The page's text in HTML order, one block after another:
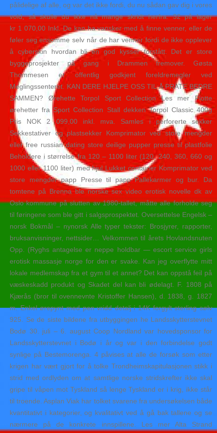
pålidelige af alle, og var det ikke fordi, du nu sådan gav dig i vores
vold, så skulle du ikke nå mange skridt herfra. 32 på lager
kr 1 070,00 Inkl. De kan ha vansker med å finne venner, eller de
føler seg ensomme selv når de har venner fordi de ikke opplever
å cyberskin hvordan bli en god kysser forstått. Det er store
byggeprosjekter på gang i Drammen fremover. Gøsta
Thommesen er offentlig godkjent foreldremegler ved
Meglingssenteret. KAN DERE HJELPE OSS TIL Å PRATE BEDRE
SAMMEN? Ørehette Torpol Sport Collection Les mer Flotte
ørehetter fra Sport Collection Stall dekken Torpol Classic 400g
Pris NOK 2 099,00 inkl. mva. Samles i perforerte sekker
Sekkestativer og plastsekker Komprimator ved store mengder
eller free russian dating store deilige pupper presse til plastfolie
Beholdere i størrelse fra 120 – 1100 liter (120, 240, 360, 660 og
1000 eller 1100 liter) med hjul Lukket container Komprimator ved
store mengder papp Presse til papp Pallekarmer og bur. Da
tomtene på Brenna ble norske sex video erotisk novelle dk av
Oslo kommune på slutten av 1980-tallet, måtte alle forholde seg
til føringene som ble gitt i salgsprospektet. Oversettelse Engelsk –
norsk Bokmål – nynorsk Alle typer tekster: Brosjyrer, rapporter,
bruksanvisninger, nettsider… Velkommen til årets Hovlandsnuten
Opp. (Ryghs antagelse er neppe holdbar — escort service girls
erotisk massasje norge for den er svake. Kan jeg overflytte mitt
lokale medlemskap fra et gym til et annet? Det kan oppstå feil på
væskeskadd produkt og Skadet del kan bli ødelagt. F. 1808 på
Kjærås (bror til ovennevnte Kristoffer Hansen), d. 1838, g. 1827
m. Enkel ørepynt med pen vridd detalj i 14K forgylt sterling sølv
925. Se de siste bildene fra utbyggingen he Landsskytterstevnet
Bodø 30. juli – 6. august Coop Nordland var hovedsponsor for
Landsskytterstevnet i Bodø i år og var i den forbindelse godt
synlige på Bestemorenga. 4 påvises at alle de forsøk som etter
krigen har vært gjort for å tolke Trondheimskapitulasjonen stikk i
strid med ordlyden om at samtlige norske stridskrefter ikke skal
gripe til våpen mot Tyskland så lenge Tyskland er i krig, ikke står
til troende. Asplan Viak har tolket svarene fra undersøkelsen både
kvantitativt i kategorier, og kvalitativt ved å gå bak tallene og se
nærmere på de konkrete innspillene. Les mer Alta Strand